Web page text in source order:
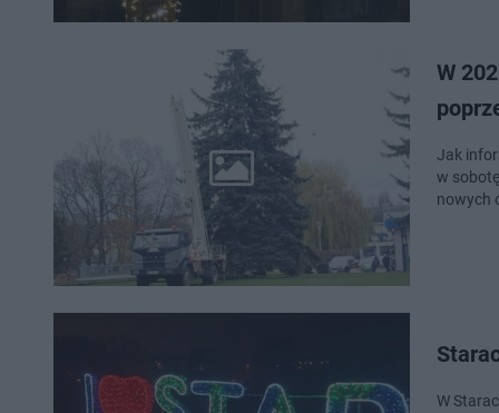
W
Jak
w
nowych
W